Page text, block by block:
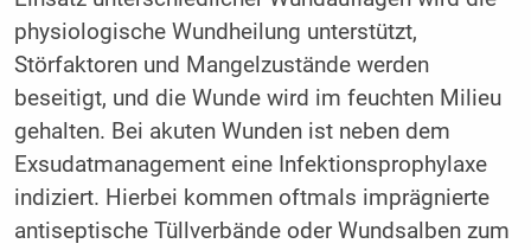
physiologische Wundheilung unterstützt,
Störfaktoren und Mangelzustände werden
beseitigt, und die Wunde wird im feuchten Milieu
gehalten. Bei akuten Wunden ist neben dem
Exsudatmanagement eine Infektionsprophylaxe
indiziert. Hierbei kommen oftmals imprägnierte
antiseptische Tüllverbände oder Wundsalben zum